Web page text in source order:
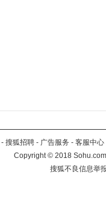
- 搜狐招聘 - 广告服务 - 客服中心
Copyright©2018
搜狐不良信息举